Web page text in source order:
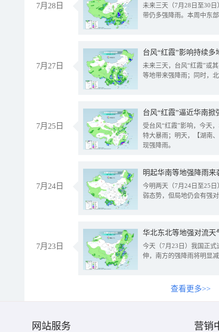
7月28日
未来三天（7月28日至30
带仍多强降雨。本周中东
7月27日
台风“红霞”影响持续
未来三天，台风“红霞”或
等地带来强降雨；同时，
7月25日
台风“红霞”逼近华南
受台风“红霞”影响，今天
特大暴雨；明天，【湖南
现强降雨。
7月24日
明起华南等地强降雨
今明两天（7月24日至25
弱态势，但局地仍会有强
7月23日
华北东北等地强对流天
今天（7月23日）我国正
伸，南方的强降雨将明显
查看更多>>
网站服务 营销